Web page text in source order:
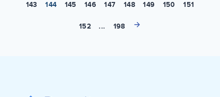
143 144 145 146 147 148 149 150 151
152 ... 198